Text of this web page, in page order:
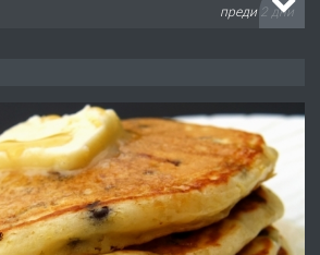
преди 3 дни
преди 3 дни
№4120 Магазин/Офис под наем в кв.
Любен Каравелов, Хасково-близо до